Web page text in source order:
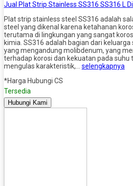
Jual Plat Strip Stainless SS316 SS316 L
Plat strip stainless steel SS316 adalah
steel yang dikenal karena ketahanan
terutama di lingkungan yang sangat
kimia. SS316 adalah bagian dari
yang mengandung molibdenum, yang
terhadap korosi dan kekuatan pada suhu
mengulas karakteristik,… selengkapnya
*Harga Hubungi CS
Tersedia
Hubungi Kami